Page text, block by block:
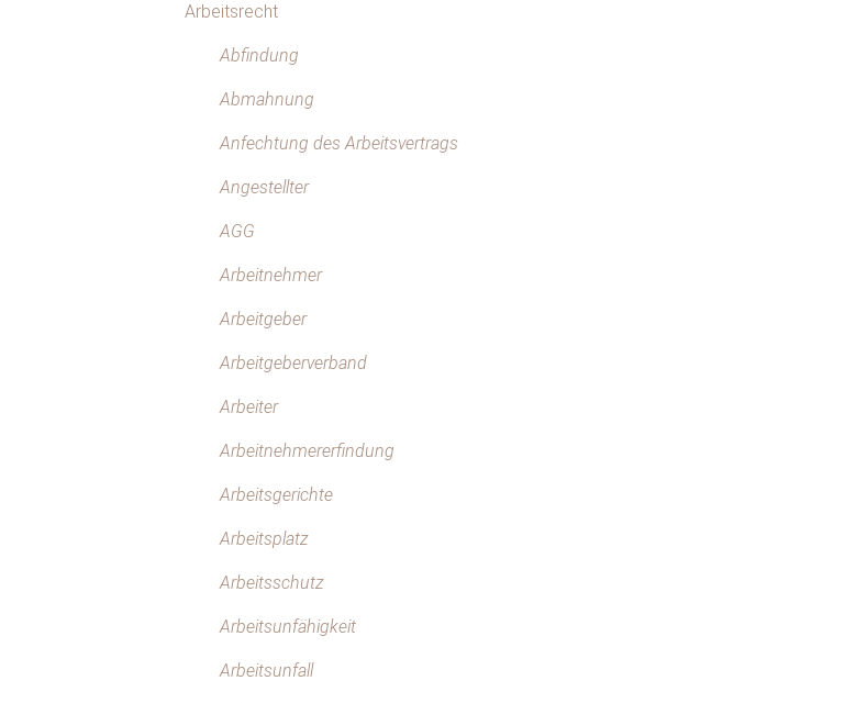
Arbeitsrecht
Abfindung
Abmahnung
Anfechtung des Arbeitsvertrags
Angestellter
AGG
Arbeitnehmer
Arbeitgeber
Arbeitgeberverband
Arbeiter
Arbeitnehmererfindung
Arbeitsgerichte
Arbeitsplatz
Arbeitsschutz
Arbeitsunfähigkeit
Arbeitsunfall